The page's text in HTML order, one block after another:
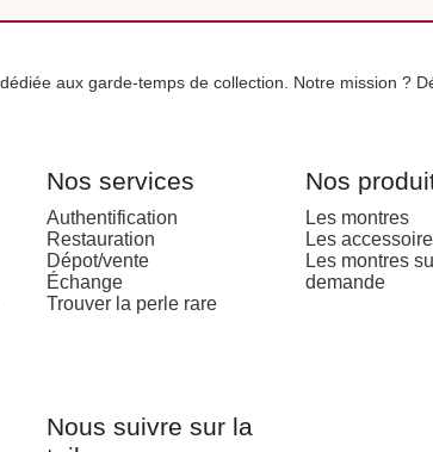
aux garde-temps de collection. Notre mission ?
Nos services
Authentification
Restauration
Dépot/vente
Échange
Trouver la perle rare
Nos
Les montres
Les
Les montres
demande
Nous suivre sur la